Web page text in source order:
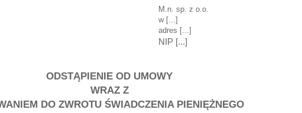
sp. z o.o.
[...]
[...]
NIP [...]
ODSTĄPIENIE OD UMOWY
WRAZ Z
DO ZWROTU ŚWIADCZENIA PIENIĘŻNEGO